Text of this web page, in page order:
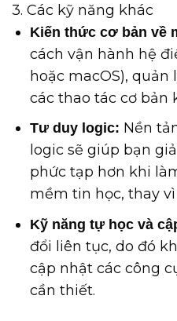
3. Các kỹ năng khác
Kiến thức cơ bản về
cách vận hành hệ
hoặc macOS), quản
các thao tác cơ bản
Tư duy logic: Nền
logic sẽ giúp bạn
phức tạp hơn khi
mềm tin học, thay
Kỹ năng tự học và
đổi liên tục, do đó
cập nhật các công
cần thiết.